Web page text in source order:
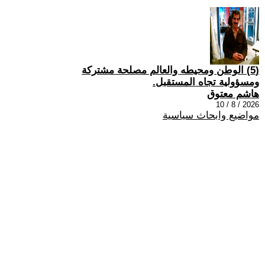
(5) الوطن ومحيطه والعالم مصلحة مشتركة
ومسؤولية تجاه المستقبل.
هاشم معتوق
2026 / 8 / 10
مواضيع وابحاث سياسية